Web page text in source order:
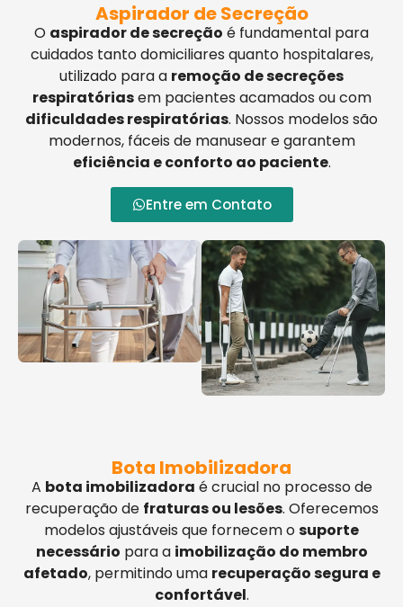
Aspirador de Secreção
O aspirador de secreção é fundamental para
cuidados tanto domiciliares quanto hospitalares,
utilizado para a remoção de secreções
respiratóriasem pacientes acamados ou com
dificuldades respiratórias. Nossos modelos são
modernos, fáceis de manusear e garantem
eficiência e conforto ao paciente.
Entre em Contato
Bota Imobilizadora
A bota imobilizadora é crucial no processo de
recuperação de fraturas ou lesões. Oferecemos
modelos ajustáveis que fornecem osuporte
necessário para a imobilização do membro
afetado, permitindo uma recuperação segura e
confortável.